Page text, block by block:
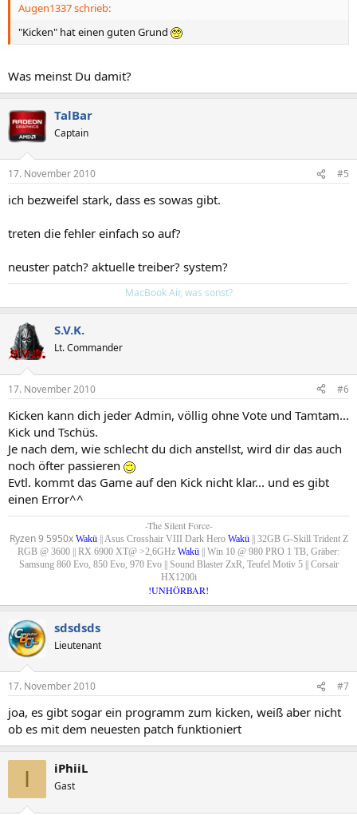
Augen1337 schrieb:
"Kicken" hat einen guten Grund
Was meinst Du damit?
TalBar
Captain
17. November 2010 #5
ich bezweifel stark, dass es sowas gibt.
treten die fehler einfach so auf?
neuster patch? aktuelle treiber? system?
MacBook Air, was sonst?
S.V.K.
Lt. Commander
17. November 2010 #6
Kicken kann dich jeder Admin, völlig ohne Vote und Tamtam...
Kick und Tschüs.
Je nach dem, wie schlecht du dich anstellst, wird dir das auch
noch öfter passieren
Evtl. kommt das Game auf den Kick nicht klar... und es gibt
einen Error^^
-The Silent Force-
Ryzen 9 5950x Wakü|| Asus Crosshair VIII Dark Hero Wakü || 32GB G-Skill Trident Z
RGB @ 3600 || RX 6900 XT@ >2,6GHz Wakü || Win 10 @ 980 PRO 1 TB, Gräber:
Samsung 860 Evo, 850 Evo, 970 Evo ||Sound Blaster ZxR, Teufel Motiv 5 || Corsair
HX1200i
!UNHÖRBAR!
sdsdsds
Lieutenant
17. November 2010 #7
joa, es gibt sogar ein programm zum kicken, weiß aber nicht
ob es mit dem neuesten patch funktioniert
I iPhiiL
Gast